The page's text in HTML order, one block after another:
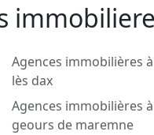
Agences immobilières
lès dax
Agences immobilières
geours de maremne